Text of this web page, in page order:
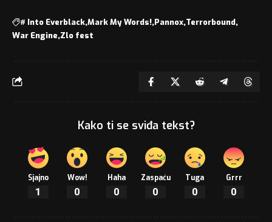
# Into Everblack Mark My Words! Pannox Terrorbound
War Engine Zlo fest
Kako ti se sviđa tekst?
Sjajno
1
Wow!
0
Haha
0
Zaspaću
0
Tuga
0
Grrr
0